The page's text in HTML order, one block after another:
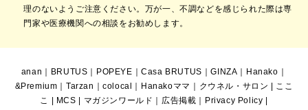
理のないようご注意ください。万が一、不調などを感じられた際は専
門家や医療機関への相談をお勧めします。
anan ｜ BRUTUS ｜ POPEYE ｜Casa BRUTUS ｜GINZA ｜ Hanako ｜
&Premium ｜Tarzan ｜colocal ｜ Hanakoママ ｜ クウネル・サロン | ここ
こ
| MCS | マガジンワールド ｜ 広告掲載 ｜ Privacy Policy |